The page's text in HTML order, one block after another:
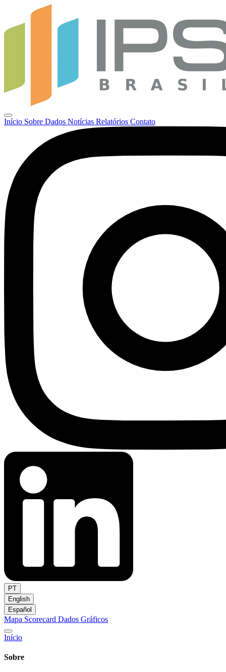
Início Sobre Dados Notícias Relatórios Contato
PT
English
Español
Mapa Scorecard Dados Gráficos
Início
Sobre